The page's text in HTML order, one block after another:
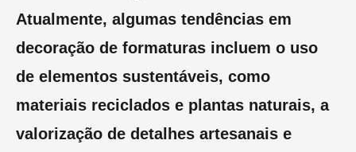
Atualmente, algumas tendências em
decoração de formaturas incluem o uso
de elementos sustentáveis, como
materiais reciclados e plantas naturais, a
valorização de detalhes artesanais e